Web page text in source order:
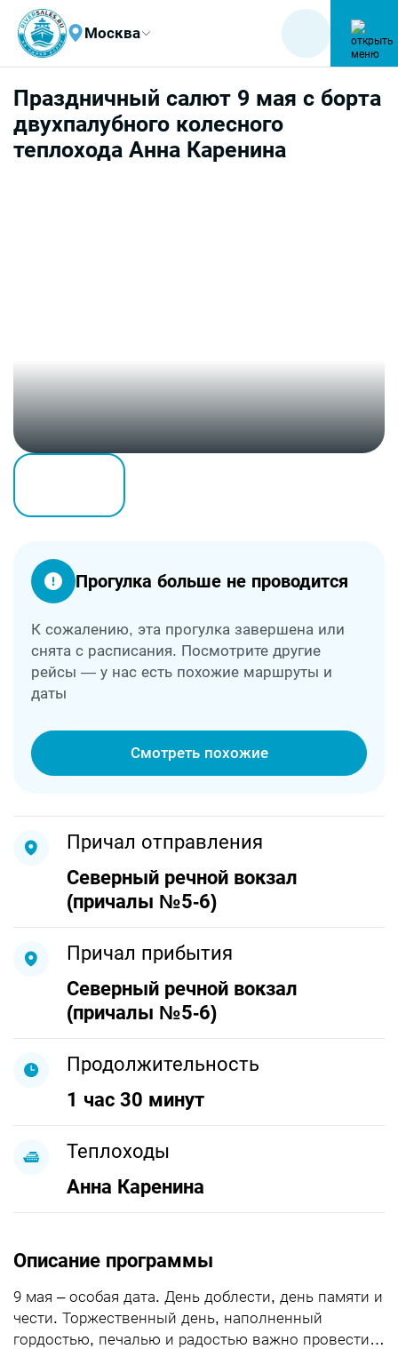
Москва
Праздничный салют 9 мая с борта
двухпалубного колесного
теплохода Анна Каренина
Прогулка больше не проводится
К сожалению, эта прогулка завершена или
снята с расписания. Посмотрите другие
рейсы — у нас есть похожие маршруты и
даты
Смотреть похожие
Причал отправления
Северный речной вокзал
(причалы №5-6)
Причал прибытия
Северный речной вокзал
(причалы №5-6)
Продолжительность
1 час 30 минут
Теплоходы
Анна Каренина
Описание программы
9 мая – особая дата. День доблести, день памяти и
чести. Торжественный день, наполненный
гордостью, печалью и радостью важно провести в